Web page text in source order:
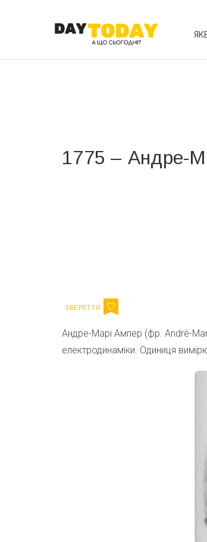
1775 – Андре-
Андре-Марі Ампер (фр. André-
електродинаміки. Одиниця